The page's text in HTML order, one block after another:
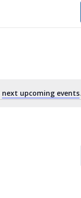
next upcoming events.